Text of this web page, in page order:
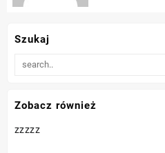
Szukaj
Zobacz również
zzzzz